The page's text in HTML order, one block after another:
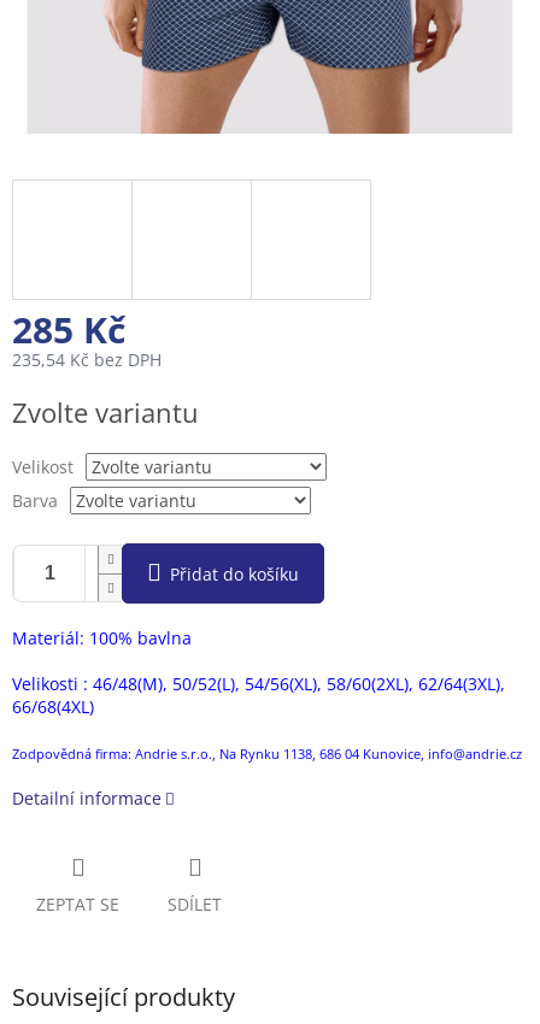
285 Kč
235,54 Kč bez DPH
cena:
Zvolte variantu
Velikost
Barva
Přidat do košíku
Materiál: 100% bavlna
Velikosti : 46/48(M), 50/52(L), 54/56(XL), 58/60(2XL), 62/64(3XL),
66/68(4XL)
Zodpovědná firma: Andrie s.r.o., Na Rynku 1138, 686 04 Kunovice, info@andrie.cz
Detailní informace
ZEPTAT SE SDÍLET
Související produkty